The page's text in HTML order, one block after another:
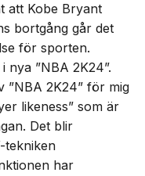
att Kobe Bryant
bortgång går det
för sporten.
nya ”NBA 2K24”.
”NBA 2K24” för mig
likeness” som är
Det blir
tekniken
har